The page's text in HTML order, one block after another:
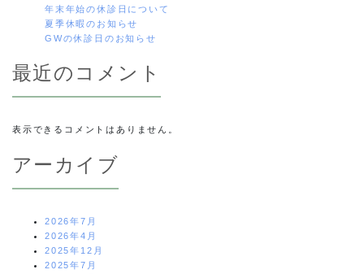
年末年始の休診日について
夏季休暇のお知らせ
GWの休診日のお知らせ
最近のコメント
表示できるコメントはありません。
アーカイブ
2026年7月
2026年4月
2025年12月
2025年7月